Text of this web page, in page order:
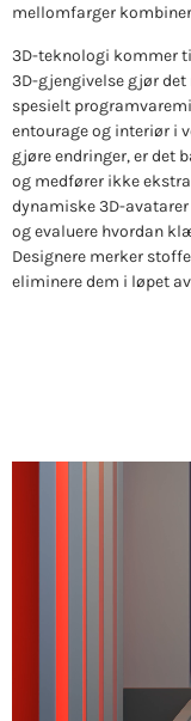
mellomfarger
3D-teknologi kommer
3D-gjengivelse gjør
spesielt
entourage og interiør i
gjøre endringer, er det
og medfører ikke
dynamiske 3D-
og evaluere hvordan
Designere merker
eliminere dem i løpet